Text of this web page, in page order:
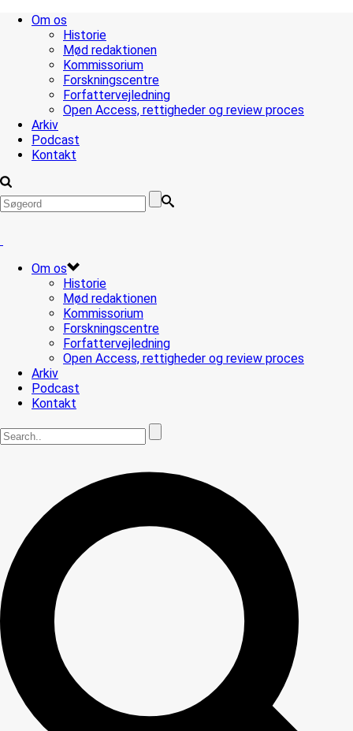
Om os
Historie
Mød redaktionen
Kommissorium
Forskningscentre
Forfattervejledning
Open Access, rettigheder og review proces
Arkiv
Podcast
Kontakt
Om os
Historie
Mød redaktionen
Kommissorium
Forskningscentre
Forfattervejledning
Open Access, rettigheder og review proces
Arkiv
Podcast
Kontakt